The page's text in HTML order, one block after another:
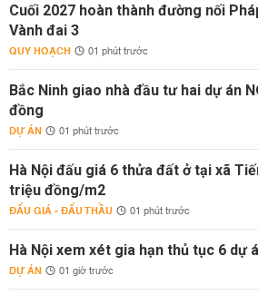
Cuối 2027 hoàn thành đường nối
Vành đai 3
QUY HOẠCH 01 phút trước
Bắc Ninh giao nhà đầu tư hai dự án
đồng
DỰ ÁN 01 phút trước
Hà Nội đấu giá 6 thửa đất ở tại xã
triệu đồng/m2
ĐẤU GIÁ - ĐẤU THẦU 01 phút trước
Hà Nội xem xét gia hạn thủ tục 6 dự
DỰ ÁN 01 giờ trước